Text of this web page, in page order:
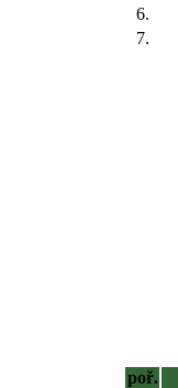
6.
7.
poř.